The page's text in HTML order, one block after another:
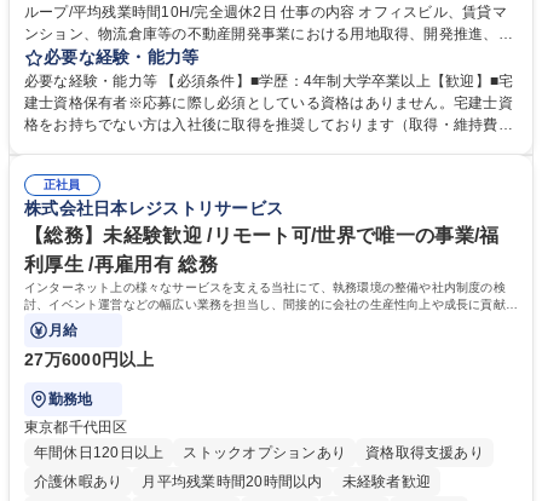
ループ/平均残業時間10H/完全週休2日 仕事の内容 オフィスビル、賃貸マ
ンション、物流倉庫等の不動産開発事業における用地取得、開発推進、賃
貸運営、売却、仲介・活用提案等を行う営業部門において事務業務を担当
いただきます。 【詳細】・契約書管理、契約書製本、捺印対応、ファイリ
ング、登記簿取得、調書取得・支払業務（各種費用支払、支払管理、請
求・支払データ登録、取引先マスター申請対応）・予算作成及び予実管
の他に担当頂く業務が発生する場合があります。 募集職種 【営業事務】
業務職/三井物産グループ/平均残業時間10H/完全週休2日
必要な経験・能力等
必要な経験・能力等 【必須条件】■学歴：4年制大学卒業以上【歓迎】■宅
建士資格保有者※応募に際し必須としている資格はありません。宅建士資
格をお持ちでない方は入社後に取得を推奨しております（取得・維持費用
ション力がある方。 ・チャレンジを厭わず、粘り強く業務に取り組める
方。多様な関係者と謙虚に信頼関係を構築でき、期限を意識したスケジュ
ール管理が出来る方。※将来的に他部署（営業部門、コーポレート部門）
へのジョブローテーションの可能性があります。 学歴・資格 学歴：大学
院 大学 語学力： 資格：宅地建物取引士
正社員
株式会社日本レジストリサービス
【総務】未経験歓迎 /リモート可/世界で唯一の事業/福
利厚生 /再雇用有 総務
インターネット上の様々なサービスを支える当社にて、執務環境の整備や社内制度の検
討、イベント運営などの幅広い業務を担当し、間接的に会社の生産性向上や成長に貢献し
ている部署です。
月給
27万6000円以上
勤務地
東京都千代田区
年間休日120日以上
ストックオプションあり
資格取得支援あり
介護休暇あり
月平均残業時間20時間以内
未経験者歓迎